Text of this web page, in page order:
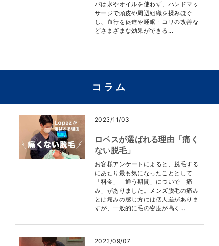
パは水やオイルを使わず、ハンドマッ
サージで頭皮や周辺組織を揉みほぐ
し、血行を促進や睡眠・コリの改善な
どさまざまな効果ができる...
コラム
2023/11/03
ロペスが選ばれる理由「痛く
ない脱毛」
お客様アンケートによると、脱毛する
にあたり最も気になったこととして
「料金」「通う期間」についで「痛
み」がありました。メンズ脱毛の痛み
とは痛みの感じ方には個人差がありま
すが、一般的に毛の密度が高く...
2023/09/07